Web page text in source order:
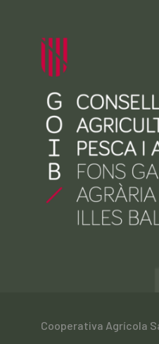
Cooperativa Agrícola